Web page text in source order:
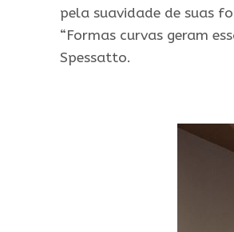
pela suavidade de suas
“Formas curvas geram
Spessatto.